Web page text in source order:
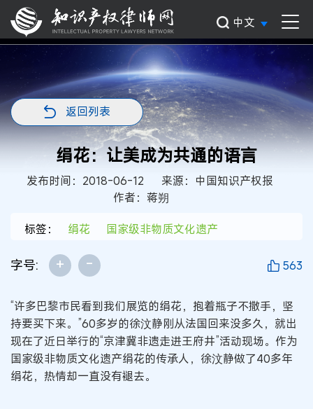
中文
返回列表
绢花：让美成为共通的语言
发布时间：2018-06-12
来源：中国知识产权报
作者：蒋朔
标签： 绢花 国家级非物质文化遗产
字号: + - 563
“许多巴黎市民看到我们展览的绢花，抱着瓶子不撒手，坚
持要买下来。”60多岁的徐汶静刚从法国回来没多久，就出
现在了近日举行的“京津冀非遗走进王府井”活动现场。作为
国家级非物质文化遗产绢花的传承人，徐汶静做了40多年
绢花，热情却一直没有褪去。